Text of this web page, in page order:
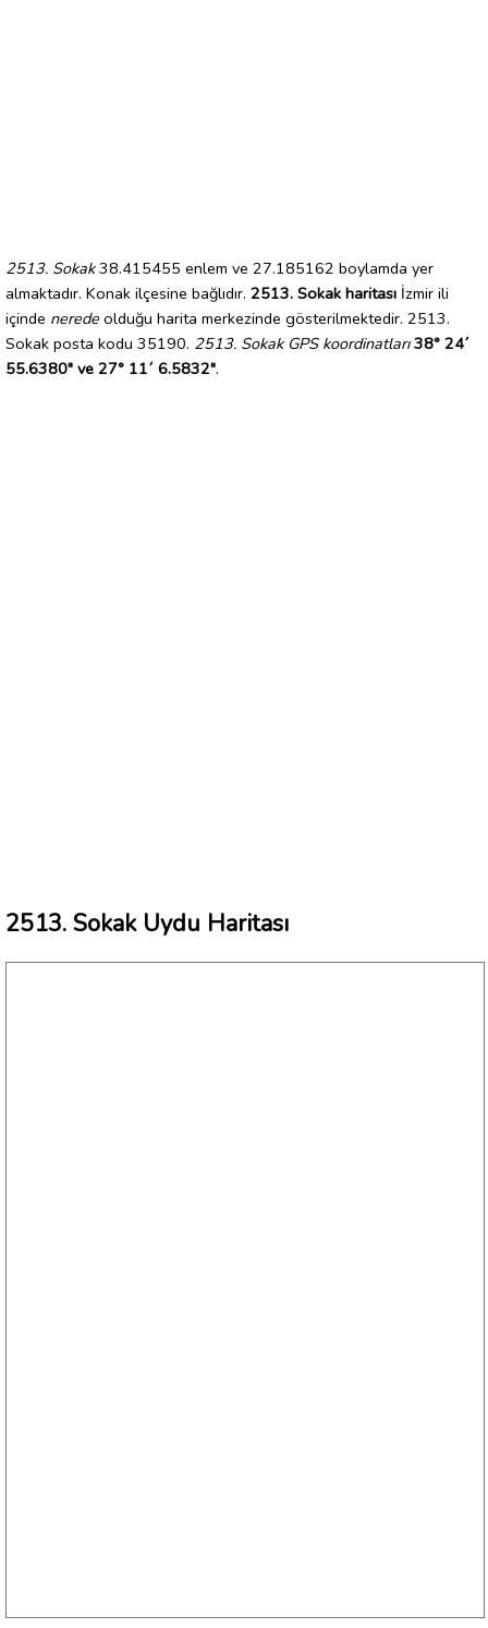
2513. Sokak38.415455 enlem ve 27.185162 boylamda yer
almaktadır. Konak ilçesine bağlıdır. 2513. Sokak haritası İzmir ili
içinde nerede olduğu harita merkezinde gösterilmektedir. 2513.
Sokak posta kodu 35190. 2513. Sokak GPS koordinatları 38° 24´
55.6380" ve 27° 11´ 6.5832".
2513. Sokak Uydu Haritası